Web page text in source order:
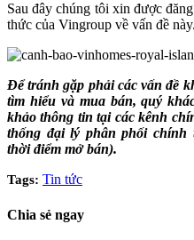
Sau đây chúng tôi xin được
thức của Vingroup về vấn đề
Để tránh gặp phải các vấn đề
tìm hiểu và mua bán, quý
khảo thông tin tại các kênh
thống đại lý phân phối chính
thời điểm mở bán).
Tags: Tin tức
Chia sẻ ngay